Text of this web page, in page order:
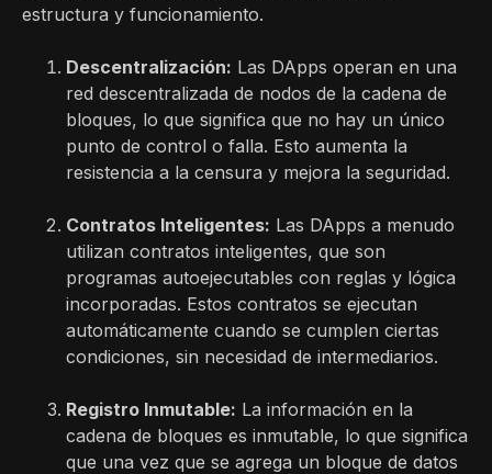
estructura y funcionamiento.
Descentralización: Las DApps operan en una
red descentralizada de nodos de la cadena de
bloques, lo que significa que no hay un único
punto de control o falla. Esto aumenta la
resistencia a la censura y mejora la seguridad.
Contratos Inteligentes: Las DApps a menudo
utilizan contratos inteligentes, que son
programas autoejecutables con reglas y lógica
incorporadas. Estos contratos se ejecutan
automáticamente cuando se cumplen ciertas
condiciones, sin necesidad de intermediarios.
Registro Inmutable: La información en la
cadena de bloques es inmutable, lo que significa
que una vez que se agrega un bloque de datos